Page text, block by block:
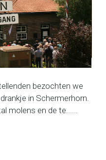
bezochten we
in Schermerhorn.
molens en de te......